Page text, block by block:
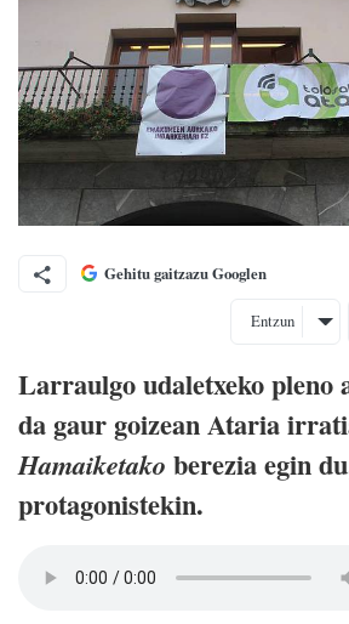
Gehitu gaitzazu Googlen
Entzun
Larraulgo udaletxeko
da gaur goizean Ataria
Hamaiketako berezia egin
protagonistekin.